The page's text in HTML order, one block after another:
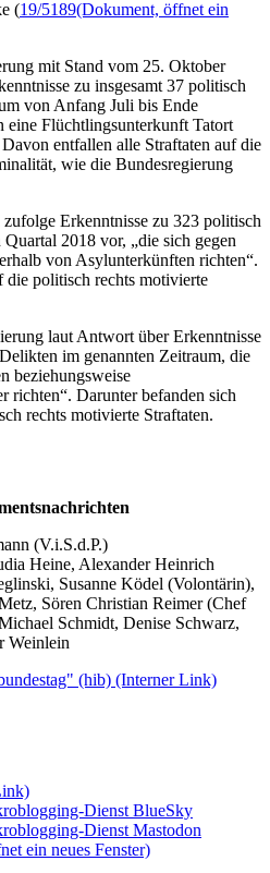
(19/5189(Dokument, öffnet ein
mit Stand vom 25. Oktober
zu insgesamt 37 politisch
von Anfang Juli bis Ende
eine Flüchtlingsunterkunft Tatort
entfallen alle Straftaten auf die
wie die Bundesregierung
Erkenntnisse zu 323 politisch
2018 vor, „die sich gegen
von Asylunterkünften richten“.
die politisch rechts motivierte
laut Antwort über Erkenntnisse
im genannten Zeitraum, die
beziehungsweise
richten“. Darunter befanden sich
rechts motivierte Straftaten.
(V.i.S.d.P.)
Heine, Alexander Heinrich
Susanne Ködel (Volontärin),
Sören Christian Reimer (Chef
Schmidt, Denise Schwarz,
Weinlein
(hib) (Interner Link)
Dienst BlueSky
Dienst Mastodon
ein neues Fenster)